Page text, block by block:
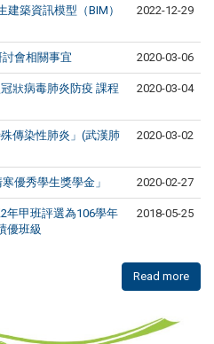
建築資訊模型（BIM）
2022-12-29
會相關事宜 2020-03-06
狀病毒肺炎防疫 課程
2020-03-04
傳染性肺炎」(武漢肺
2020-03-02
優秀學生獎學金」 2020-02-27
年甲班評選為106學年
優班級
2018-05-25
Read more